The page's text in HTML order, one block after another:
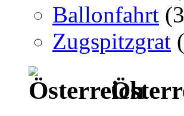
Ballonfahrt
Zugspitzgrat